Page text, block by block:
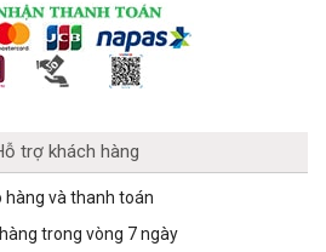
trợ khách hàng
hàng và thanh toán
trong vòng 7 ngày